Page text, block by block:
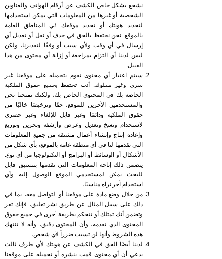
نشجع بشكل خاص الكشف عن أرقام الهواتف والعناوين
الشخصية أو غيرها من المعلومات التي يمكن استخدامها
لتحديد هويتك أو تحديد موقعك في المناطق العامة
بالموقع. نحن نحتفظ بالحق في حذف أو نقل أو تعديل أي
إرسال في أي وقت ولأي سبب أو وفقًا لتقديرنا، ولكن
ليس لدينا أي التزام بمراجعة أو إزالة أي محتوى من هذا
القبيل.
سيتم اعتبار أي محتوى تقوم بتحميله على موقعنا غير
سري وغير مملوك. أنت تحتفظ بجميع حقوق الملكية
الخاصة بك في المحتوى الخاص بك، ولكنك تمنحنا نحن
والمستخدمين الآخرين للموقع، حقًا وترخيصًا خاليًا من
حقوق الملكية ودائمًا وغير قابل للإلغاء وغير حصري
لاستخدام ونسخ وتعديل وعرض وأرشفة وتخزين وتوزيع
وإعادة إنتاج وإنشاء أعمال مشتقة من جميع المعلومات
التي تقدمها لنا في أي منطقة عامة بالموقع، بأي شكل من
الأشكال أو الوسائط أو البرامج أو التكنولوجيا من أي نوع.
يتضمن ذلك إتاحة المعلومات التي تقدمها بتنسيق قابل
للبحث يمكن لمستخدمي الموقع الوصول إليه وأي
استخدام آخر نراه مناسبًا.
من خلال وضع مادة على موقعنا أو التواصل معه، بما في
ذلك على سبيل المثال عن طريق نشر تعليق، فإنك تقر
وتضمن أنك تمتلك أو تتحكم بطريقة أخرى في جميع حقوق
المحتوى الذي تقدمه، وأن المحتوى دقيق، وأنه لا تنتهك
هذه الشروط وأنها لن تسبب ضرراً لأي شخص.
لدينا أيضًا الحق في الكشف عن هويتك لأي طرف ثالث
يدعي أن أي محتوى قمت بنشره أو تحميله على موقعنا